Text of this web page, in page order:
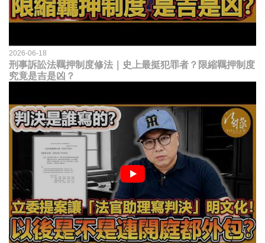
2026-06-18
刑事訴訟法羈押制度修法｜史上最挺犯罪者？限縮羈押制度
究竟是吉是凶？